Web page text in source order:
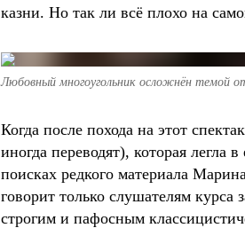
казни. Но так ли всё плохо на
Любовный многоугольник осложнён темой
Когда после похода на этот
иногда переводят), которая легла
поисках редкого материала
говорит только слушателям
строгим и пафосным